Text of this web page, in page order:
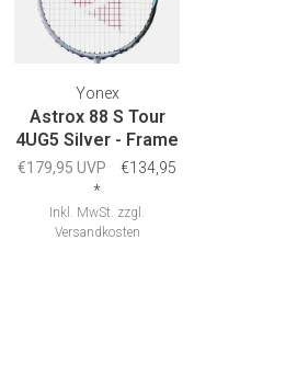
Yonex
Astrox 88 S Tour
4UG5 Silver - Frame
€179,95 UVP
€134,95
*
Inkl. MwSt. zzgl.
Versandkosten